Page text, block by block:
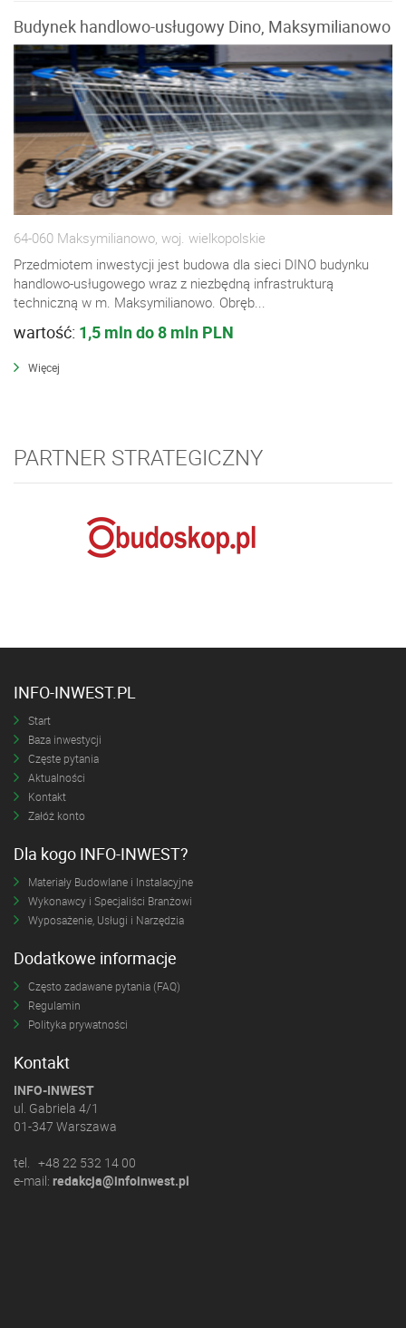
Budynek handlowo-usługowy Dino, Maksymilianowo
64-060 Maksymilianowo, woj. wielkopolskie
Przedmiotem inwestycji jest budowa dla sieci DINO budynku
handlowo-usługowego wraz z niezbędną infrastrukturą
techniczną w m. Maksymilianowo. Obręb...
wartość: 1,5 mln do 8 mln PLN
Więcej
PARTNER STRATEGICZNY
INFO-INWEST.PL
Start
Baza inwestycji
Częste pytania
Aktualności
Kontakt
Załóż konto
Dla kogo INFO-INWEST?
Materiały Budowlane i Instalacyjne
Wykonawcy i Specjaliści Branżowi
Wyposażenie, Usługi i Narzędzia
Dodatkowe informacje
Często zadawane pytania (FAQ)
Regulamin
Polityka prywatności
Kontakt
INFO-INWEST
ul. Gabriela 4/1
01-347 Warszawa
tel. +48 22 532 14 00
e-mail: redakcja@infoinwest.pl